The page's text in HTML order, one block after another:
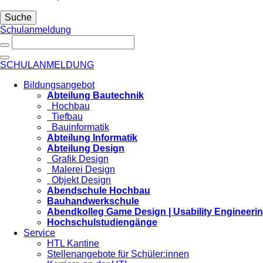
Suche
Schulanmeldung
SCHULANMELDUNG
Bildungsangebot
Abteilung Bautechnik
Hochbau
Tiefbau
Bauinformatik
Abteilung Informatik
Abteilung Design
Grafik Design
Malerei Design
Objekt Design
Abendschule Hochbau
Bauhandwerkschule
Abendkolleg Game Design | Usability
Hochschulstudiengänge
Service
HTL Kantine
Stellenangebote für Schüler:innen